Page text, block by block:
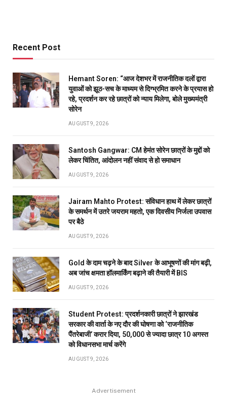
Recent Post
Hemant Soren: “आज देशभर में राजनीतिक दलों द्वारा
युवाओं को झूठ-सच के माध्यम से दिग्भ्रमित करने के प्रयास हो
रहे, प्रदर्शन कर रहे छात्रों को न्याय मिलेगा, बोले मुख्यमंत्री
सोरेन
AUGUST 9, 2026
Santosh Gangwar: CM हेमंत सोरेन छात्रों के मुद्दों को
लेकर चिंतित, आंदोलन नहीं संवाद से हो समाधान
AUGUST 9, 2026
Jairam Mahto Protest: संविधान हाथ में लेकर छात्रों
के समर्थन में उतरे जयराम महतो, एक दिवसीय निर्जला उपवास
पर बैठे
AUGUST 9, 2026
Gold के दाम चढ़ने के बाद Silver के आभूषणों की मांग बढ़ी,
अब जांच क्षमता हॉलमार्किंग बढ़ाने की तैयारी में BIS
AUGUST 9, 2026
Student Protest: प्रदर्शनकारी छात्रों ने झारखंड
सरकार की वार्ता के नए दौर की घोषणा को ‘राजनीतिक
पैंतरेबाजी’ करार दिया, 50,000 से ज्यादा छात्र 10 अगस्त
को विधानसभा मार्च करेंगे
AUGUST 9, 2026
Advertisement